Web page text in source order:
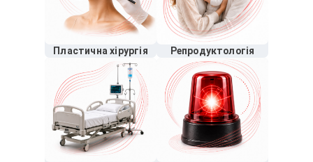
Пластична хірургія Репродуктологія